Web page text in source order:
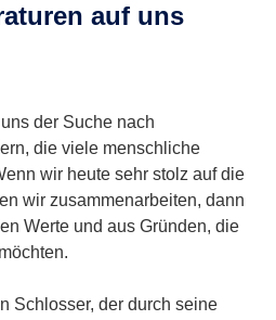
auf uns
der Suche nach
die viele menschliche
wir heute sehr stolz auf die
wir zusammenarbeiten, dann
Werte und aus Gründen, die
Schlosser, der durch seine